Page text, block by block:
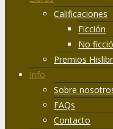
Calificaciones
Ficción
No
Premios
Info
Sobre
FAQs
Contacto